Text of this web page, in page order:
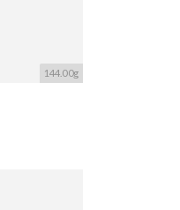
144.00g